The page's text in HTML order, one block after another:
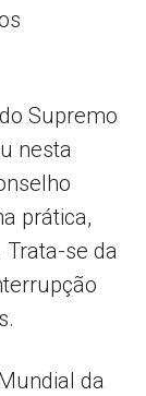
Supremo
nesta
prática,
se da
da